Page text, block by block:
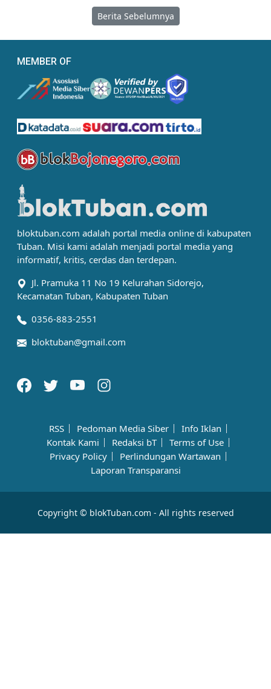
Berita Sebelumnya
MEMBER OF
bloktuban.com adalah portal media online di kabupaten
Tuban. Misi kami adalah menjadi portal media yang
informatif, kritis, cerdas dan terdepan.
Jl. Pramuka 11 No 19 Kelurahan Sidorejo,
Kecamatan Tuban, Kabupaten Tuban
0356-883-2551
bloktuban@gmail.com
RSS Pedoman Media Siber
Info Iklan
Kontak Kami
Redaksi bT
Terms of Use
Privacy Policy
Perlindungan Wartawan
Laporan Transparansi
Copyright © blokTuban.com - All rights reserved